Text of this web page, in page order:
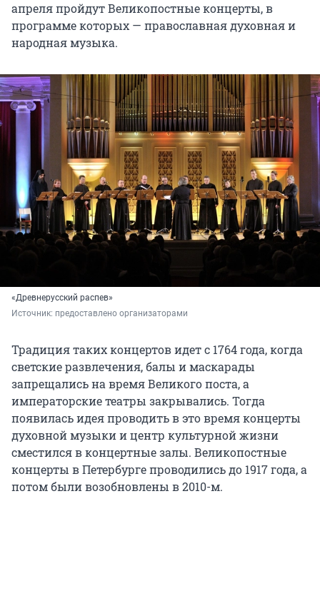
апреля пройдут Великопостные концерты, в
программе которых — православная духовная и
народная музыка.
«Древнерусский распев»
Источник: предоставлено организаторами
Традиция таких концертов идет с 1764 года, когда
светские развлечения, балы и маскарады
запрещались на время Великого поста, а
императорские театры закрывались. Тогда
появилась идея проводить в это время концерты
духовной музыки и центр культурной жизни
сместился в концертные залы. Великопостные
концерты в Петербурге проводились до 1917 года, а
потом были возобновлены в 2010-м.